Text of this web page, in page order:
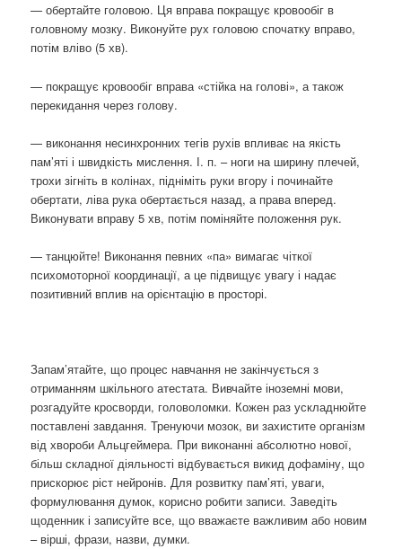
— обертайте головою. Ця вправа покращує кровообіг в
головному мозку. Виконуйте рух головою спочатку вправо,
потім вліво (5 хв).
— покращує кровообіг вправа «стійка на голові», а також
перекидання через голову.
— виконання несинхронних тегів рухів впливає на якість
пам’яті і швидкість мислення. І. п. – ноги на ширину плечей,
трохи зігніть в колінах, підніміть руки вгору і починайте
обертати, ліва рука обертається назад, а права вперед.
Виконувати вправу 5 хв, потім поміняйте положення рук.
— танцюйте! Виконання певних «па» вимагає чіткої
психомоторної координації, а це підвищує увагу і надає
позитивний вплив на орієнтацію в просторі.
Запам’ятайте, що процес навчання не закінчується з
отриманням шкільного атестата. Вивчайте іноземні мови,
розгадуйте кросворди, головоломки. Кожен раз ускладнюйте
поставлені завдання. Тренуючи мозок, ви захистите організм
від хвороби Альцгеймера. При виконанні абсолютно нової,
більш складної діяльності відбувається викид дофаміну, що
прискорює ріст нейронів. Для розвитку пам’яті, уваги,
формулювання думок, корисно робити записи. Заведіть
щоденник і записуйте все, що вважаєте важливим або новим
– вірші, фрази, назви, думки.